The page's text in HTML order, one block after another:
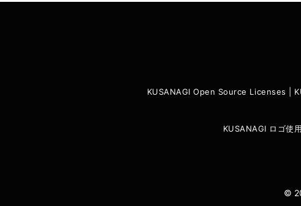
KUSANAGI Open Source Licenses
KUSANAGI ロゴ使
©